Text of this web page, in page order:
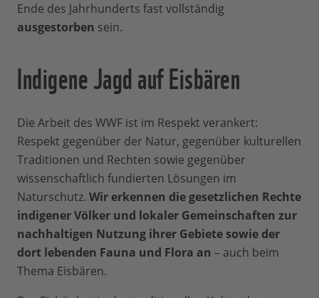
Ende des Jahrhunderts fast vollständig
ausgestorben sein.
Indigene Jagd auf Eisbären
Die Arbeit des WWF ist im Respekt verankert:
Respekt gegenüber der Natur, gegenüber kulturellen
Traditionen und Rechten sowie gegenüber
wissenschaftlich fundierten Lösungen im
Naturschutz. Wir erkennen die gesetzlichen Rechte
indigener Völker und lokaler Gemeinschaften zur
nachhaltigen Nutzung ihrer Gebiete sowie der
dort lebenden Fauna und Flora an – auch beim
Thema Eisbären.